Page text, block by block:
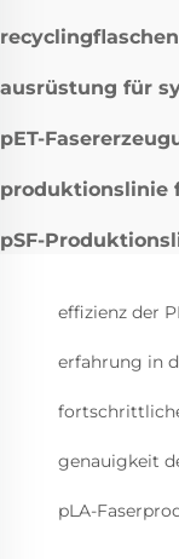
ausrüstung für
pET-
produktionslinie
pSF-
effizienz der
erfahrung in
genauigkeit
pLA-